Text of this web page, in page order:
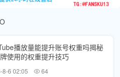
播放量能提升账号权重吗揭秘
使用的权重提升技巧
8-6 02:05 64